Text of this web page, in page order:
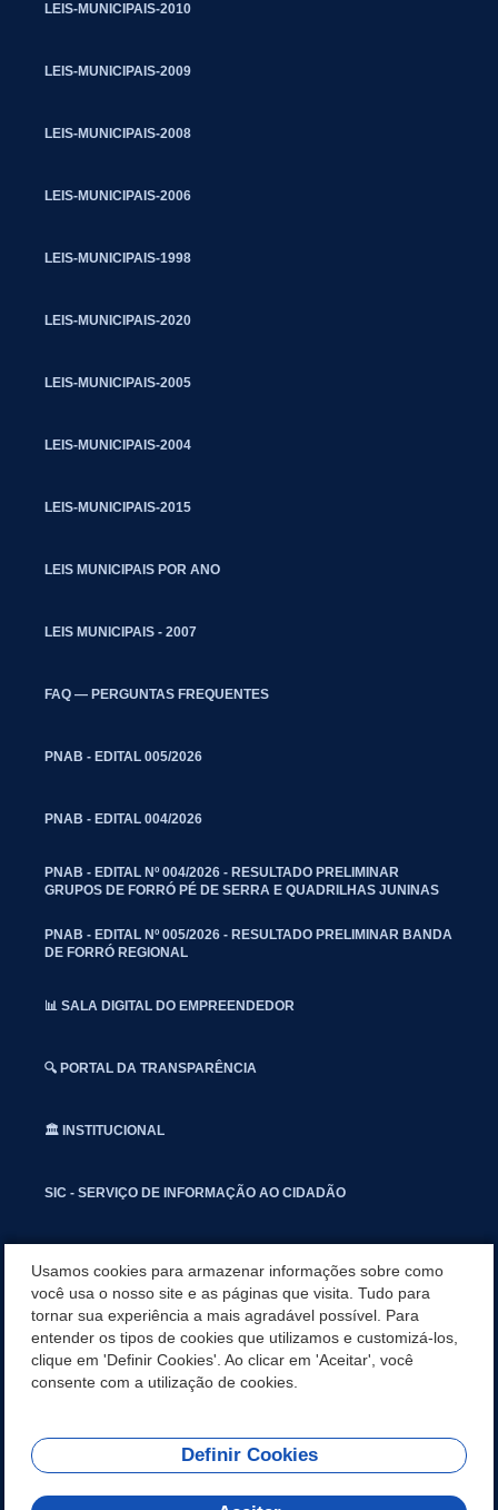
LEIS-MUNICIPAIS-2010
LEIS-MUNICIPAIS-2009
LEIS-MUNICIPAIS-2008
LEIS-MUNICIPAIS-2006
LEIS-MUNICIPAIS-1998
LEIS-MUNICIPAIS-2020
LEIS-MUNICIPAIS-2005
LEIS-MUNICIPAIS-2004
LEIS-MUNICIPAIS-2015
LEIS MUNICIPAIS POR ANO
LEIS MUNICIPAIS - 2007
FAQ — PERGUNTAS FREQUENTES
PNAB - EDITAL 005/2026
PNAB - EDITAL 004/2026
PNAB - EDITAL Nº 004/2026 - RESULTADO PRELIMINAR
GRUPOS DE FORRÓ PÉ DE SERRA E QUADRILHAS JUNINAS
PNAB - EDITAL Nº 005/2026 - RESULTADO PRELIMINAR BANDA
DE FORRÓ REGIONAL
📊 SALA DIGITAL DO EMPREENDEDOR
🔍 PORTAL DA TRANSPARÊNCIA
🏛️ INSTITUCIONAL
SIC - SERVIÇO DE INFORMAÇÃO AO CIDADÃO
INSTAGRAN
📱🩺 SAUDE CONECTADA
REDES SOCIAIS
Usamos cookies para armazenar informações sobre como
você usa o nosso site e as páginas que visita. Tudo para
tornar sua experiência a mais agradável possível. Para
entender os tipos de cookies que utilizamos e customizá-los,
clique em 'Definir Cookies'. Ao clicar em 'Aceitar', você
consente com a utilização de cookies.
Definir Cookies